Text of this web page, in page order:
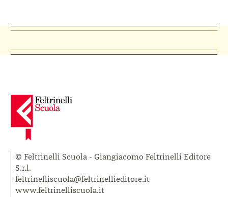
© Feltrinelli Scuola - Giangiacomo Feltrinelli Editore
S.r.l.
feltrinelliscuola@feltrinellieditore.it
www.feltrinelliscuola.it